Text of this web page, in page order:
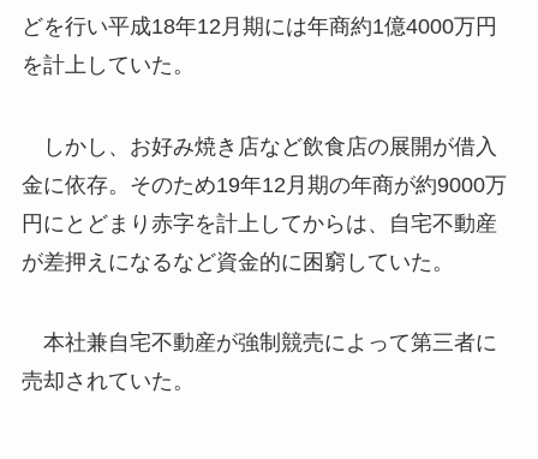
どを行い平成18年12月期には年商約1億4000万円
を計上していた。
しかし、お好み焼き店など飲食店の展開が借入
金に依存。そのため19年12月期の年商が約9000万
円にとどまり赤字を計上してからは、自宅不動産
が差押えになるなど資金的に困窮していた。
本社兼自宅不動産が強制競売によって第三者に
売却されていた。